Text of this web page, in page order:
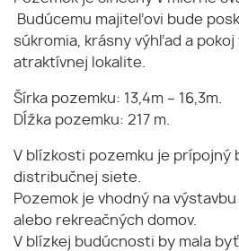
Budúcemu majiteľovi bude
súkromia, krásny výhľad a
atraktívnej lokalite.
Šírka pozemku: 13,4m – 16,3m.
Dĺžka pozemku: 217 m.
V blízkosti pozemku je prípojný
distribučnej siete.
Pozemok je vhodný na
alebo rekreačných domov.
V blízkej budúcnosti by mala